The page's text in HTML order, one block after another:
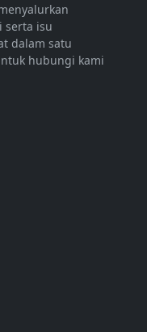
serta isu
dalam satu
hubungi kami